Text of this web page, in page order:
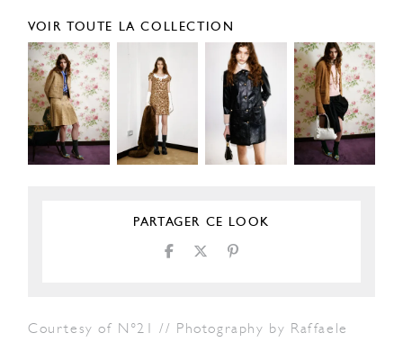
VOIR TOUTE LA COLLECTION
PARTAGER CE LOOK
Courtesy of N°21 // Photography by Raffaele